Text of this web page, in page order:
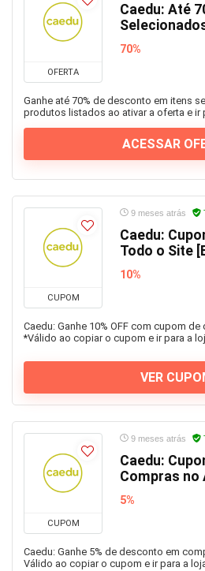
OFERTA
Caedu: Até
70%
Ganhe até 70% de desconto em itens
produtos listados ao ativar a oferta e ir
ACESSAR
CUPOM
9 meses atrás
Caedu:
Todo o Site
10%
Caedu: Ganhe 10% OFF com cupom
*Válido ao copiar o cupom e ir para a
VER
CUPOM
9 meses atrás
Caedu:
Compras no
5%
Caedu: Ganhe 5% de desconto em
Válido ao copiar o cupom e ir para a